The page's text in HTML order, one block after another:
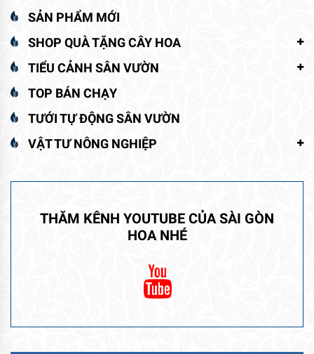
SẢN PHẨM MỚI
SHOP QUÀ TẶNG CÂY HOA
TIỂU CẢNH SÂN VƯỜN
TOP BÁN CHẠY
TƯỚI TỰ ĐỘNG SÂN VƯỜN
VẬT TƯ NÔNG NGHIỆP
THĂM KÊNH YOUTUBE CỦA SÀI GÒN
HOA NHÉ